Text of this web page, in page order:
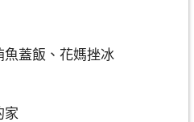
魚蓋飯、花媽挫冰
家